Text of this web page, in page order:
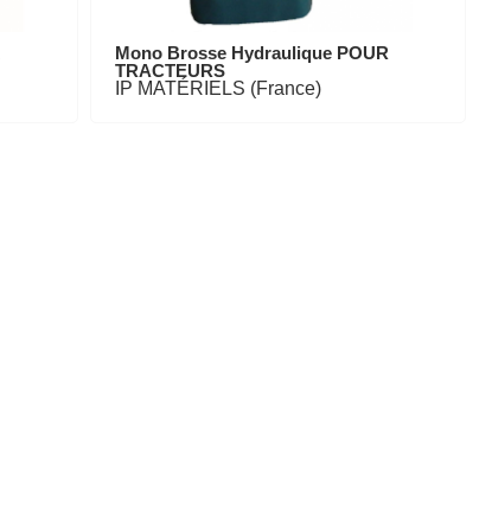
Mono Brosse Hydraulique POUR
TRACTEURS
IP MATÉRIELS (France)